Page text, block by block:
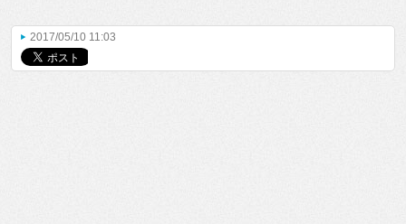
2017/05/10 11:03